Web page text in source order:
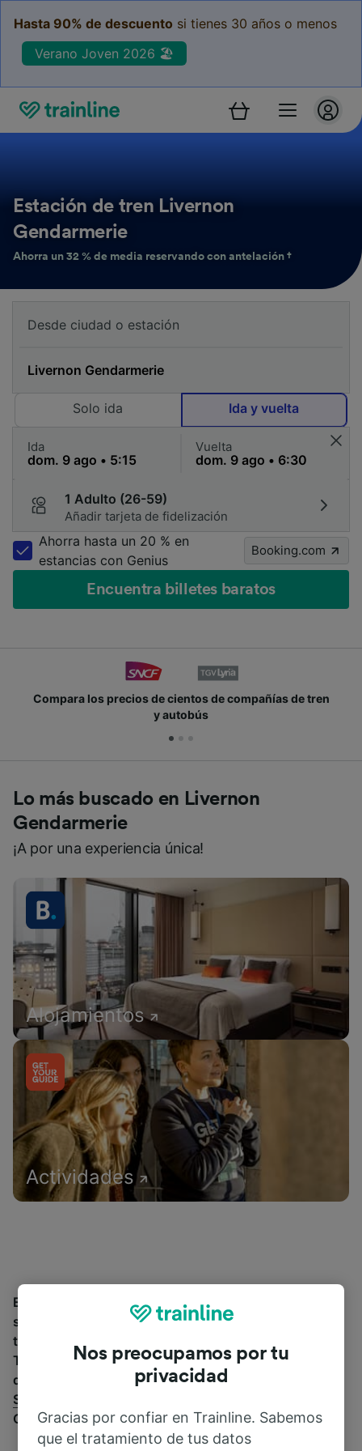
Hasta 90% de descuento si tienes 30 años o menos
Verano Joven 2026 🏖️
Estación de tren Livernon
Gendarmerie
Ahorra un 32 % de media reservando con antelación †
Solo ida Ida y vuelta
Ida Vuelta
1 Adulto (26-59)
Añadir tarjeta de fidelización
Ahorra hasta un 20 % en
estancias con Genius
Booking.com
Encuentra billetes baratos
Compara los precios de cientos de compañías de tren
y autobús
Lo más buscado en Livernon
Gendarmerie
¡A por una experiencia única!
Alojamientos
Actividades
Encuentra información sobre la estación y sus
servicios, comprueba los horarios de tren y reserva
tus billetes desde o hacia Livernon Gendarmerie.
Trainline opera en 45 países y vende billetes de más
de 270 compañías de tren y autobús incluyendo
SNCF
Gendarmerie con Trainline.
Nos preocupamos por tu
privacidad
Gracias por confiar en Trainline. Sabemos
que el tratamiento de tus datos